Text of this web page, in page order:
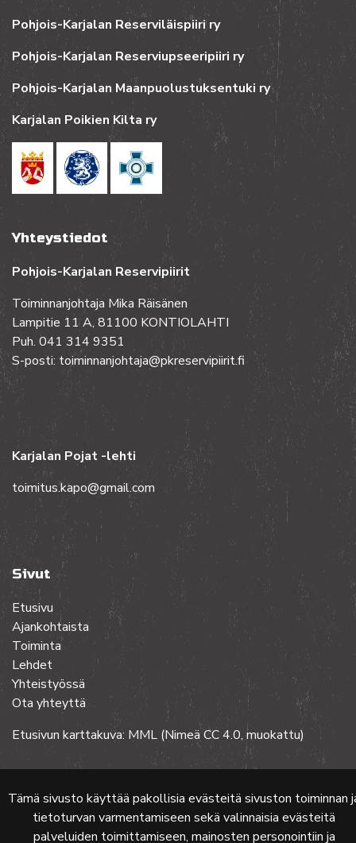
Tämä sivusto käyttää pakollisia evästeitä sivuston toiminnan
tietoturvan varmentamiseen sekä valinnaisia evästeitä
palveluiden toimittamiseen, mainosten personointiin ja
Pohjois-Karjalan Reserviläispiiri ry
Pohjois-Karjalan Reserviupseeripiiri ry
Pohjois-Karjalan Maanpuolustuksentuki ry
Karjalan Poikien Kilta ry
Yhteystiedot
Pohjois-Karjalan Reservipiirit
Toiminnanjohtaja Mika Räisänen
Lampitie 11 A, 81100 KONTIOLAHTI
Puh. 041 314 9351
S-posti: toiminnanjohtaja@pkreservipiirit.fi
Karjalan Pojat -lehti
toimitus.kapo@gmail.com
Sivut
Etusivu
Ajankohtaista
Toiminta
Lehdet
Yhteistyössä
Ota yhteyttä
Etusivun karttakuva: MML (Nimeä CC 4.0, muokattu)
© 2024 PKMT | VerkkosivuatFlow Oy